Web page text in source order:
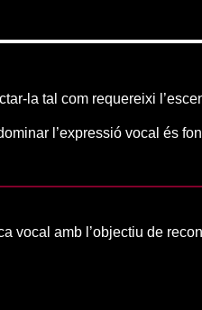
la tal com requereixi
l’expressió vocal és
vocal amb l’objectiu de